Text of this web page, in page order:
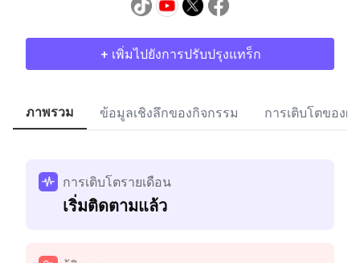
+ เพิ่มไปยังการปรับปรุงแทร็ก
ภาพรวม ข้อมูลเชิงลึกของกิจกรรม การเติบโตของผู้
การเติบโตรายเดือน
เริ่มติดตามแล้ว